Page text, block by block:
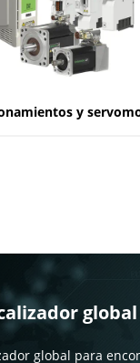
y
global
global para